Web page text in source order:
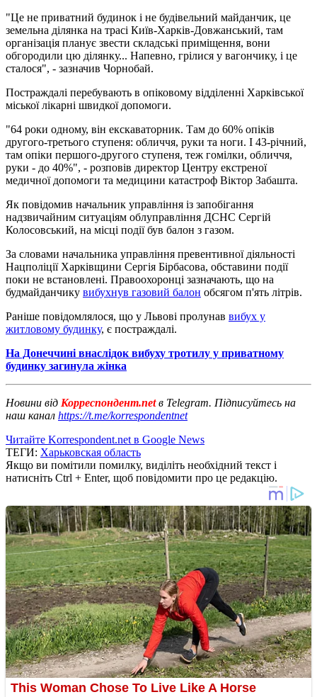
"Це не приватний будинок і не будівельний майданчик, це
земельна ділянка на трасі Київ-Харків-Довжанський, там
організація планує звести складські приміщення, вони
обгородили цю ділянку... Напевно, грілися у вагончику, і це
сталося", - зазначив Чорнобай.
Постраждалі перебувають в опіковому відділенні Харківської
міської лікарні швидкої допомоги.
"64 роки одному, він екскаваторник. Там до 60% опіків
другого-третього ступеня: обличчя, руки та ноги. І 43-річний,
там опіки першого-другого ступеня, теж гомілки, обличчя,
руки - до 40%", - розповів директор Центру екстреної
медичної допомоги та медицини катастроф Віктор Забашта.
Як повідомив начальник управління із запобігання
надзвичайним ситуаціям облуправління ДСНС Сергій
Колосовський, на місці події був балон з газом.
За словами начальника управління превентивної діяльності
Нацполіції Харківщини Сергія Бірбасова, обставини події
поки не встановлені. Правоохоронці зазначають, що на
будмайданчику вибухнув газовий балон обсягом п'ять літрів.
Раніше повідомлялося, що у Львові пролунав вибух у
житловому будинку, є постраждалі.
На Донеччині внаслідок вибуху тротилу у приватному
будинку загинула жінка
Новини від Корреспондент.netв Telegram. Підписуйтесь на
наш канал https://t.me/korrespondentnet
Читайте Korrespondent.net в Google News
ТЕГИ: Харьковская область
Якщо ви помітили помилку, виділіть необхідний текст і
натисніть Ctrl + Enter, щоб повідомити про це редакцію.